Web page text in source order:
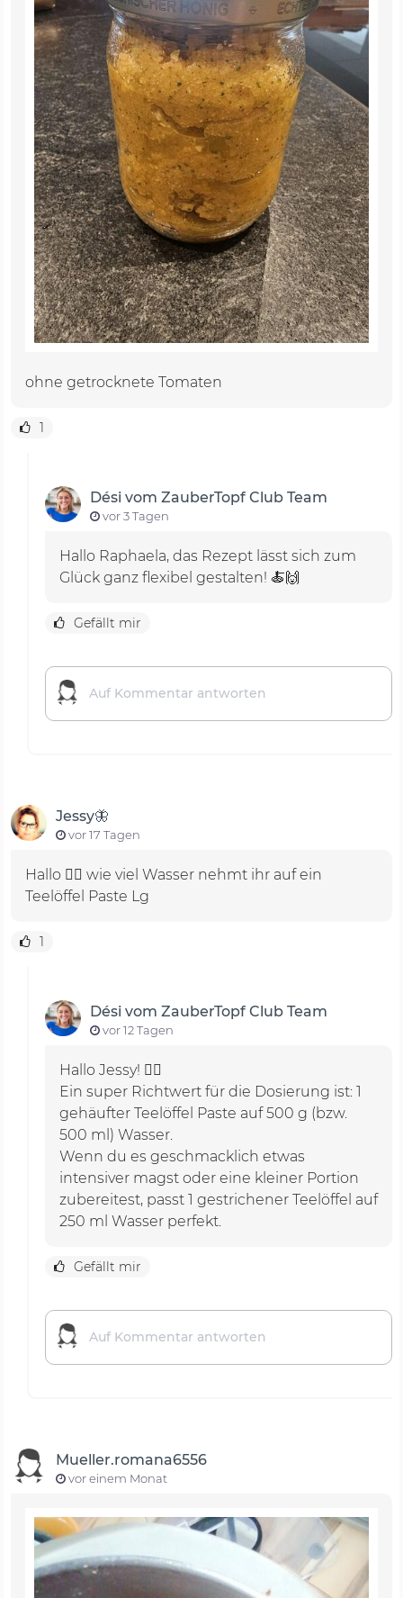
ohne getrocknete Tomaten
1
Dési vom ZauberTopf Club Team
vor 3 Tagen
Hallo Raphaela, das Rezept lässt sich zum
Glück ganz flexibel gestalten! 🍝🙌
Gefällt mir
Jessy🦋
vor 17 Tagen
Hallo 🙋‍♀️ wie viel Wasser nehmt ihr auf ein
Teelöffel Paste Lg
1
Dési vom ZauberTopf Club Team
vor 12 Tagen
Hallo Jessy! 🙋‍♀️
Ein super Richtwert für die Dosierung ist: 1
gehäufter Teelöffel Paste auf 500 g (bzw.
500 ml) Wasser.
Wenn du es geschmacklich etwas
intensiver magst oder eine kleiner Portion
zubereitest, passt 1 gestrichener Teelöffel auf
250 ml Wasser perfekt.
Gefällt mir
Mueller.romana6556
vor einem Monat